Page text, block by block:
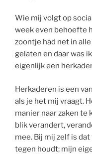
Wie mij volgt op
week even behoefte
zoontje had net in
gelaten en daar was
eigenlijk een
Herkaderen is een
als je het mij vraagt.
manier naar zaken te
blik verandert,
mee. Bij mij zelf is
tegen houdt; mijn